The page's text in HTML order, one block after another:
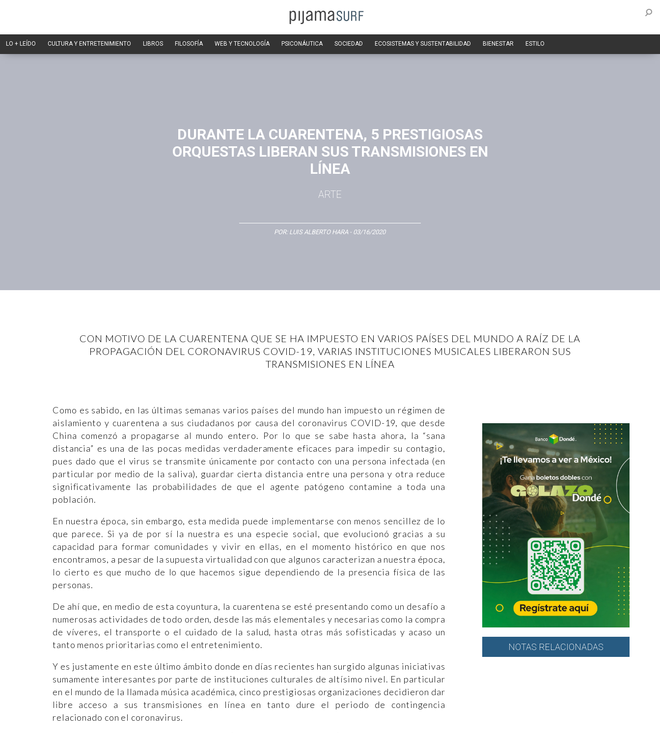
LO + LEÍDO CULTURA Y ENTRETENIMIENTO LIBROS FILOSOFÍA WEB Y TECNOLOGÍA PSICONÁUTICA SOCIEDAD ECOSISTEMAS Y SUSTENTABILIDAD BIENESTAR ESTILO
DURANTE LA CUARENTENA, 5 PRESTIGIOSAS
ORQUESTAS LIBERAN SUS TRANSMISIONES EN
LÍNEA
ARTE
POR: LUIS ALBERTO HARA - 03/16/2020
CON MOTIVO DE LA CUARENTENA QUE SE HA IMPUESTO EN VARIOS PAÍSES DEL MUNDO A RAÍZ DE LA
PROPAGACIÓN DEL CORONAVIRUS COVID-19, VARIAS INSTITUCIONES MUSICALES LIBERARON SUS
TRANSMISIONES EN LÍNEA
Como es sabido, en las últimas semanas varios países del mundo han impuesto un régimen de
aislamiento y cuarentena a sus ciudadanos por causa del coronavirus COVID-19, que desde
China comenzó a propagarse al mundo entero. Por lo que se sabe hasta ahora, la “sana
distancia” es una de las pocas medidas verdaderamente eficaces para impedir su contagio,
pues dado que el virus se transmite únicamente por contacto con una persona infectada (en
particular por medio de la saliva), guardar cierta distancia entre una persona y otra reduce
significativamente las probabilidades de que el agente patógeno contamine a toda una
población.
En nuestra época, sin embargo, esta medida puede implementarse con menos sencillez de lo
que parece. Si ya de por sí la nuestra es una especie social, que evolucionó gracias a su
capacidad para formar comunidades y vivir en ellas, en el momento histórico en que nos
encontramos, a pesar de la supuesta virtualidad con que algunos caracterizan a nuestra época,
lo cierto es que mucho de lo que hacemos sigue dependiendo de la presencia física de las
personas.
De ahí que, en medio de esta coyuntura, la cuarentena se esté presentando como un desafío a
numerosas actividades de todo orden, desde las más elementales y necesarias como la compra
de víveres, el transporte o el cuidado de la salud, hasta otras más sofisticadas y acaso un
tanto menos prioritarias como el entretenimiento.
Y es justamente en este último ámbito donde en días recientes han surgido algunas iniciativas
sumamente interesantes por parte de instituciones culturales de altísimo nivel. En particular
en el mundo de la llamada música académica, cinco prestigiosas organizaciones decidieron dar
libre acceso a sus transmisiones en línea en tanto dure el periodo de contingencia
relacionado con el coronavirus.
NOTAS RELACIONADAS